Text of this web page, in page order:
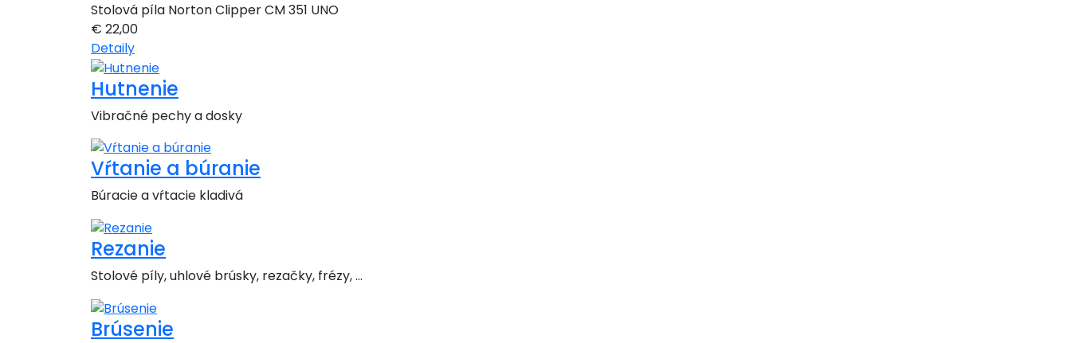
Stolová píla Norton Clipper CM 351 UNO
€ 22,00
Detaily
Hutnenie
Vibračné pechy a dosky
Vŕtanie a búranie
Búracie a vŕtacie kladivá
Rezanie
Stolové píly, uhlové brúsky, rezačky, frézy, ...
Brúsenie